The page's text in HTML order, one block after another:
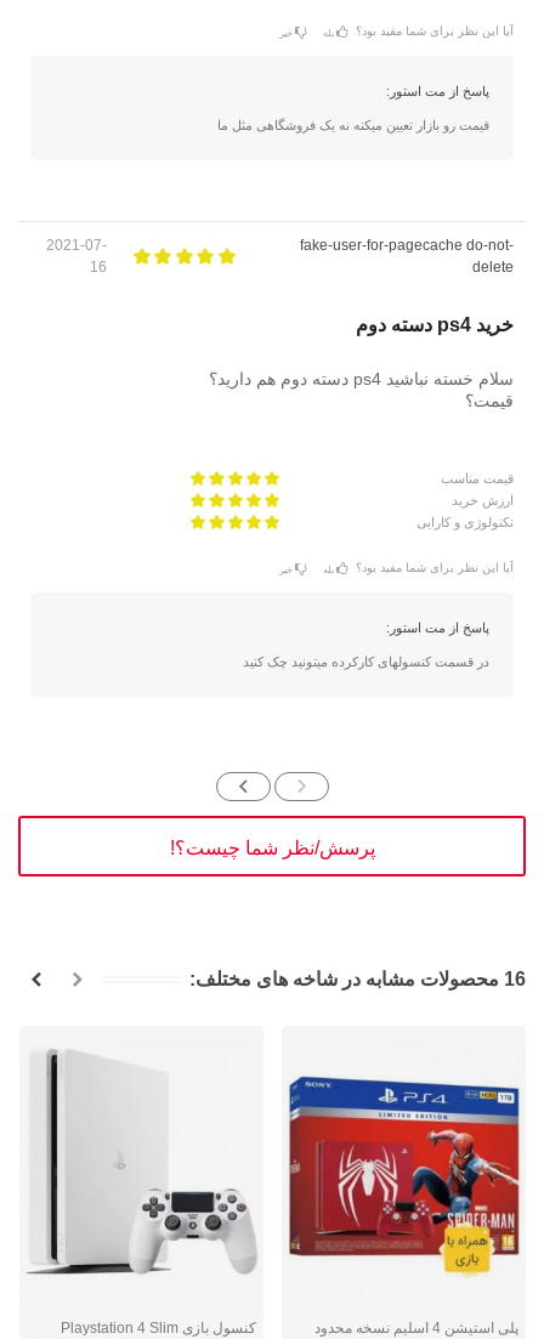
آیا این نظر برای شما مفید بود؟ بله خیر
پاسخ از مت استور:
قیمت رو بازار تعیین میکنه نه یک فروشگاهی مثل ما
fake-user-for-pagecache do-not-
delete
2021-07-
16
خرید ps4 دسته دوم
سلام خسته نباشید ps4 دسته دوم هم دارید؟
قیمت؟
قیمت مناسب
ارزش خرید
تکنولوژی و کارایی
آیا این نظر برای شما مفید بود؟ بله خیر
پاسخ از مت استور:
در قسمت کنسولهای کارکرده میتونید چک کنید
پرسش/نظر شما چیست؟!
16 محصولات مشابه در شاخه های مختلف:
پلی استیشن 4 اسلیم نسخه محدود
کنسول بازی Playstation 4 Slim